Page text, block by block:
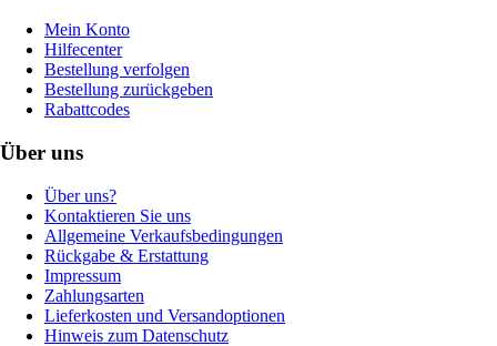
Mein Konto
Hilfecenter
Bestellung verfolgen
Bestellung zurückgeben
Rabattcodes
Über uns
Über uns?
Kontaktieren Sie uns
Allgemeine Verkaufsbedingungen
Rückgabe & Erstattung
Impressum
Zahlungsarten
Lieferkosten und Versandoptionen
Hinweis zum Datenschutz